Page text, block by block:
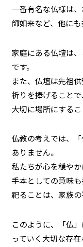
一番有名な仏様は
師如来など、他にも
家庭にある仏壇は
です。
また、仏壇は先祖
祈りを捧げること
大切に場所にするこ
仏教の考えでは、
ありません。
私たちが心を穏や
手本としての意味も
祀ることは、家族の
このように、「仏
っていく大切な存在